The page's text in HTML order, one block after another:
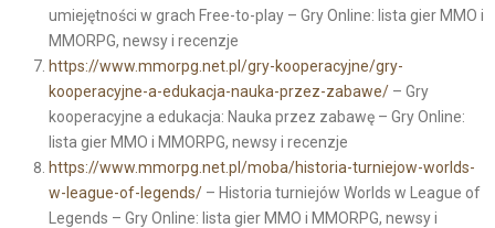
umiejętności w grach Free-to-play – Gry Online: lista gier MMO i
MMORPG, newsy i recenzje
https://www.mmorpg.net.pl/gry-kooperacyjne/gry-
kooperacyjne-a-edukacja-nauka-przez-zabawe/– Gry
kooperacyjne a edukacja: Nauka przez zabawę – Gry Online:
lista gier MMO i MMORPG, newsy i recenzje
https://www.mmorpg.net.pl/moba/historia-turniejow-worlds-
w-league-of-legends/– Historia turniejów Worlds w League of
Legends – Gry Online: lista gier MMO i MMORPG, newsy i